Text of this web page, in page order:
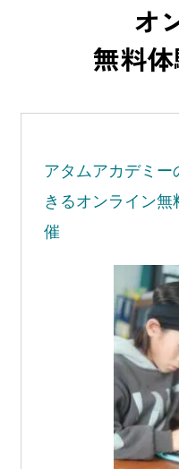
オ
無料
アタムアカデミー
きるオンライン無
催